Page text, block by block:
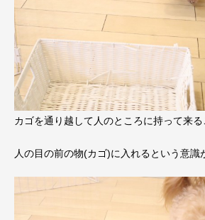
カゴを通り越して人のところに持って来
人の目の前の物(カゴ)に入れるという意識